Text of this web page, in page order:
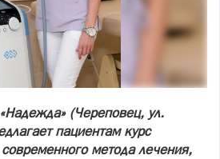
(Череповец, ул.
пациентам курс
метода лечения,